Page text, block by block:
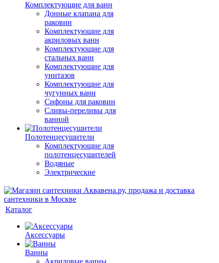
Комплектующие для ванн
Донные клапана для
раковин
Комплектующие для
акриловых ванн
Комплектующие для
стальных ванн
Комплектующие для
унитазов
Комплектующие для
чугунных ванн
Сифоны для раковин
Сливы-переливы для
ванной
Полотенцесушители
Комплектующие для
полотенцесушителей
Водяные
Электрические
Каталог
Аксессуары
Ванны
Акриловые ванны